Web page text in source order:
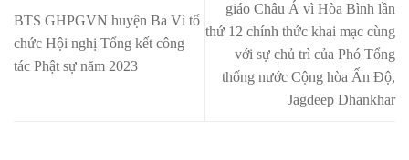
BTS GHPGVN huyện Ba Vì tổ
chức Hội nghị Tổng kết công
tác Phật sự năm 2023
giáo Châu Á vì Hòa Bình lần
thứ 12 chính thức khai mạc cùng
với sự chủ trì của Phó Tổng
thống nước Cộng hòa Ấn Độ,
Jagdeep Dhankhar